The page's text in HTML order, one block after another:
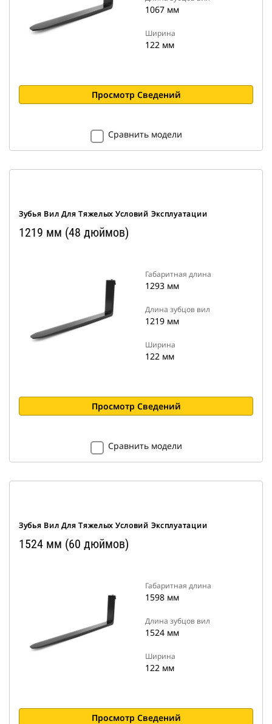
1067 мм
Ширина
122 мм
Просмотр Сведений
Сравнить модели
Зубья Вил Для Тяжелых Условий Эксплуатации
1219 мм (48 дюймов)
Габаритная длина
1293 мм
Длина зубцов вил
1219 мм
Ширина
122 мм
Просмотр Сведений
Сравнить модели
Зубья Вил Для Тяжелых Условий Эксплуатации
1524 мм (60 дюймов)
Габаритная длина
1598 мм
Длина зубцов вил
1524 мм
Ширина
122 мм
Просмотр Сведений